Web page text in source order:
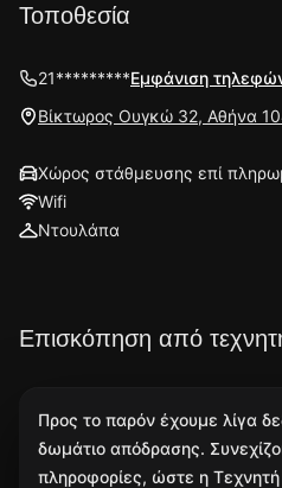
Τοποθεσία
21*********Εμφάνιση
Βίκτωρος Ουγκώ 32, Αθήνα
Χώρος στάθμευσης επί
Wifi
Ντουλάπα
Επισκόπηση από
Προς το παρόν έχουμε λίγα
δωμάτιο απόδρασης.
πληροφορίες, ώστε η